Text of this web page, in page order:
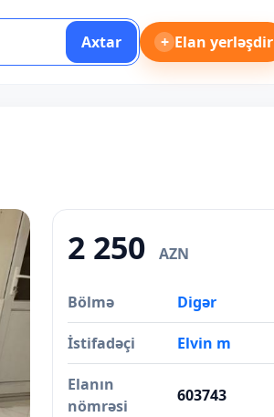
Axtar + Elan yerləşdir
2 250 AZN
Bölmə Digər
İstifadəçi Elvin m
Elanın
nömrəsi
603743